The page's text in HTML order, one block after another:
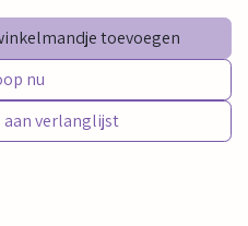
toevoegen
nu
aan verlanglijst